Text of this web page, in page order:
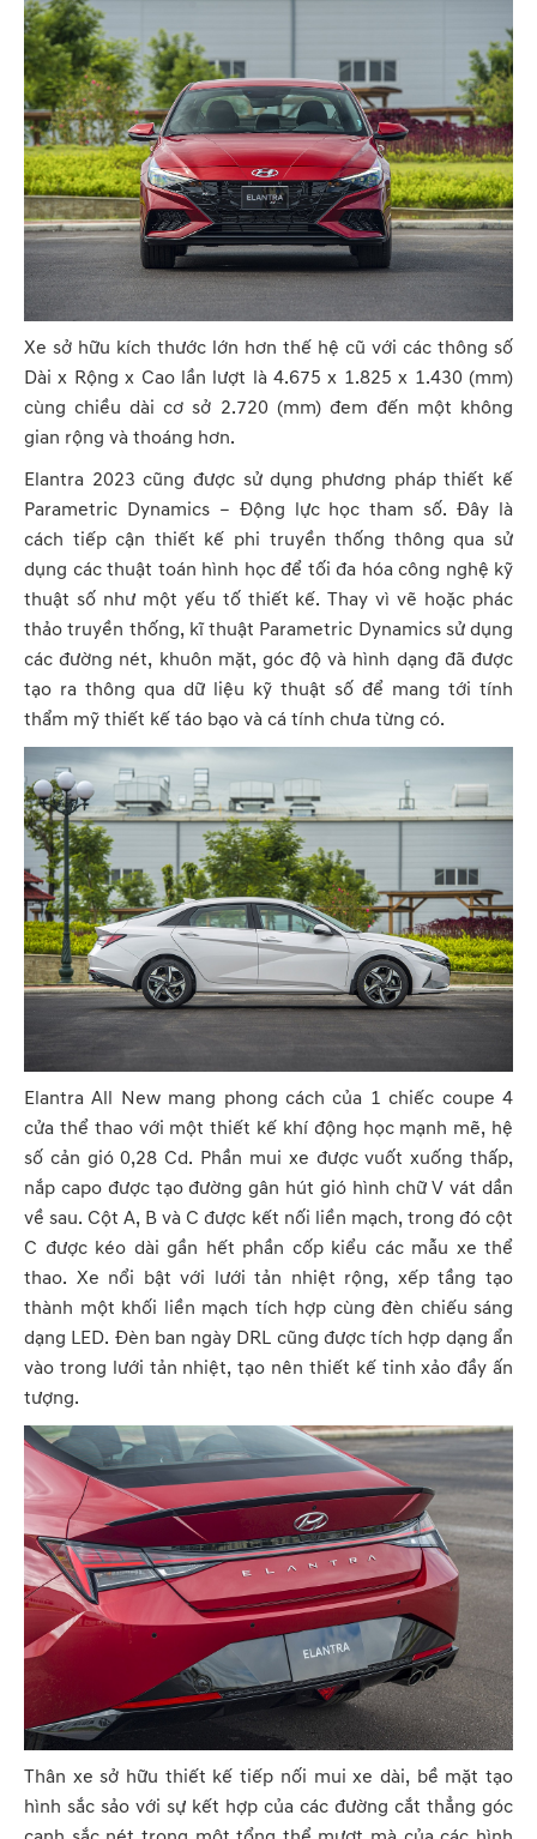
Xe sở hữu kích thước lớn hơn thế hệ cũ với các thông số
Dài x Rộng x Cao lần lượt là 4.675 x 1.825 x 1.430 (mm)
cùng chiều dài cơ sở 2.720 (mm) đem đến một không
gian rộng và thoáng hơn.
Elantra 2023 cũng được sử dụng phương pháp thiết kế
Parametric Dynamics – Động lực học tham số. Đây là
cách tiếp cận thiết kế phi truyền thống thông qua sử
dụng các thuật toán hình học để tối đa hóa công nghệ kỹ
thuật số như một yếu tố thiết kế. Thay vì vẽ hoặc phác
thảo truyền thống, kĩ thuật Parametric Dynamics sử dụng
các đường nét, khuôn mặt, góc độ và hình dạng đã được
tạo ra thông qua dữ liệu kỹ thuật số để mang tới tính
thẩm mỹ thiết kế táo bạo và cá tính chưa từng có.
Elantra All New mang phong cách của 1 chiếc coupe 4
cửa thể thao với một thiết kế khí động học mạnh mẽ, hệ
số cản gió 0,28 Cd. Phần mui xe được vuốt xuống thấp,
nắp capo được tạo đường gân hút gió hình chữ V vát dần
về sau. Cột A, B và C được kết nối liền mạch, trong đó cột
C được kéo dài gần hết phần cốp kiểu các mẫu xe thể
thao. Xe nổi bật với lưới tản nhiệt rộng, xếp tầng tạo
thành một khối liền mạch tích hợp cùng đèn chiếu sáng
dạng LED. Đèn ban ngày DRL cũng được tích hợp dạng ẩn
vào trong lưới tản nhiệt, tạo nên thiết kế tinh xảo đầy ấn
tượng.
Thân xe sở hữu thiết kế tiếp nối mui xe dài, bề mặt tạo
hình sắc sảo với sự kết hợp của các đường cắt thẳng góc